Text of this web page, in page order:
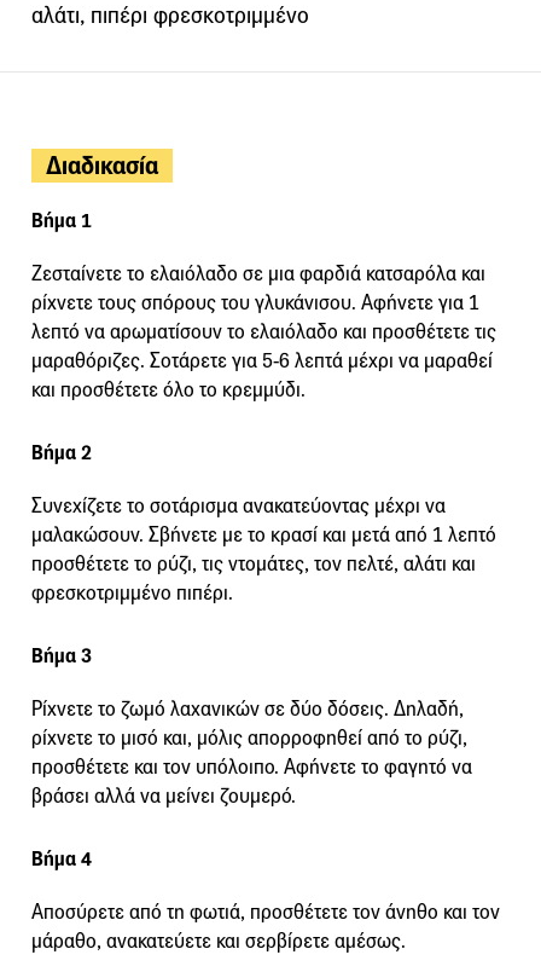
αλάτι, πιπέρι φρεσκοτριμμένο
Διαδικασία
Βήμα 1
Ζεσταίνετε το ελαιόλαδο σε μια φαρδιά κατσαρόλα και
ρίχνετε τους σπόρους του γλυκάνισου. Αφήνετε για 1
λεπτό να αρωματίσουν το ελαιόλαδο και προσθέτετε τις
μαραθόριζες. Σοτάρετε για 5-6 λεπτά μέχρι να μαραθεί
και προσθέτετε όλο το κρεμμύδι.
Βήμα 2
Συνεχίζετε το σοτάρισμα ανακατεύοντας μέχρι να
μαλακώσουν. Σβήνετε με το κρασί και μετά από 1 λεπτό
προσθέτετε το ρύζι, τις ντομάτες, τον πελτέ, αλάτι και
φρεσκοτριμμένο πιπέρι.
Βήμα 3
Ρίχνετε το ζωμό λαχανικών σε δύο δόσεις. Δηλαδή,
ρίχνετε το μισό και, μόλις απορροφηθεί από το ρύζι,
προσθέτετε και τον υπόλοιπο. Αφήνετε το φαγητό να
βράσει αλλά να μείνει ζουμερό.
Βήμα 4
Αποσύρετε από τη φωτιά, προσθέτετε τον άνηθο και τον
μάραθο, ανακατεύετε και σερβίρετε αμέσως.